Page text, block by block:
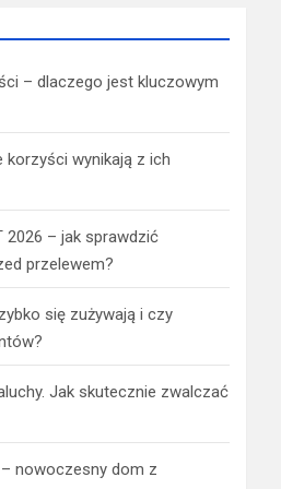
– dlaczego jest kluczowym
korzyści wynikają z ich
2026 – jak sprawdzić
przelewem?
się zużywają i czy
Jak skutecznie zwalczać
nowoczesny dom z